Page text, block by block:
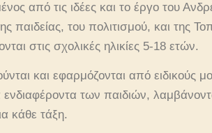
από τις ιδέες και το έργο του
του πολιτισμού, και της
στις σχολικές ηλικίες 5-18 ετών.
και εφαρμόζονται από ειδικούς
ενδιαφέροντα των παιδιών,
κάθε τάξη.